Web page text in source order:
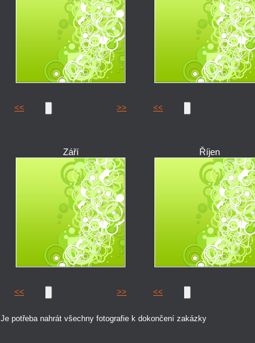
<< >> <<
Září
<< >>
Říjen
<<
Je potřeba nahrát všechny fotografie k dokončení zakázky